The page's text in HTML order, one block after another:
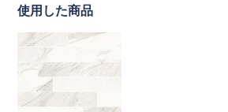
使用した商品